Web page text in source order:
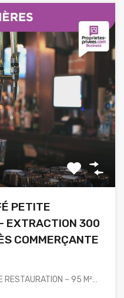
PETITE
EXTRACTION 300
COMMERÇANTE
RESTAURATION – 95 M²…